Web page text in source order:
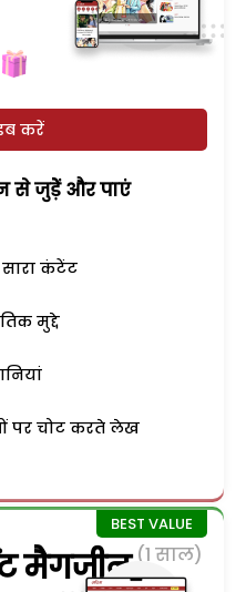
करें
से जुड़ेें और पाएं
कंटेंट
मुद्दे
पर चोट करते लेख
मैगजीन (1 साल)